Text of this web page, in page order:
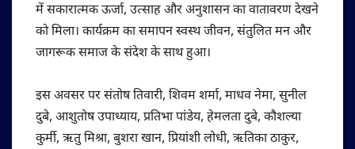
में सकारात्मक ऊर्जा, उत्साह और अनुशासन का वातावरण देखने
को मिला। कार्यक्रम का समापन स्वस्थ जीवन, संतुलित मन और
जागरूक समाज के संदेश के साथ हुआ।
इस अवसर पर संतोष तिवारी, शिवम शर्मा, माधव नेमा, सुनील
दुबे, आशुतोष उपाध्याय, प्रतिभा पांडेय, हेमलता दुबे, कौशल्या
कुर्मी, ऋतु मिश्रा, बुशरा खान, प्रियांशी लोधी, ऋतिका ठाकुर,